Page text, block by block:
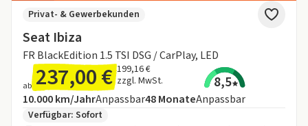
Seat Ibiza
FR BlackEdition 1.5 TSI DSG / CarPlay, LED
Privat- & Gewerbekunden
ab 237,00 € 199,16 €
zzgl. MwSt.
8,5
Angebotsdetails:
Inklusive Laufleistung
10.000 km/JahrAnpassbarLaufzeit
48MonateAnpassbar
Zusätzliche Fahrzeuginformationen:
Verfügbar: Sofort